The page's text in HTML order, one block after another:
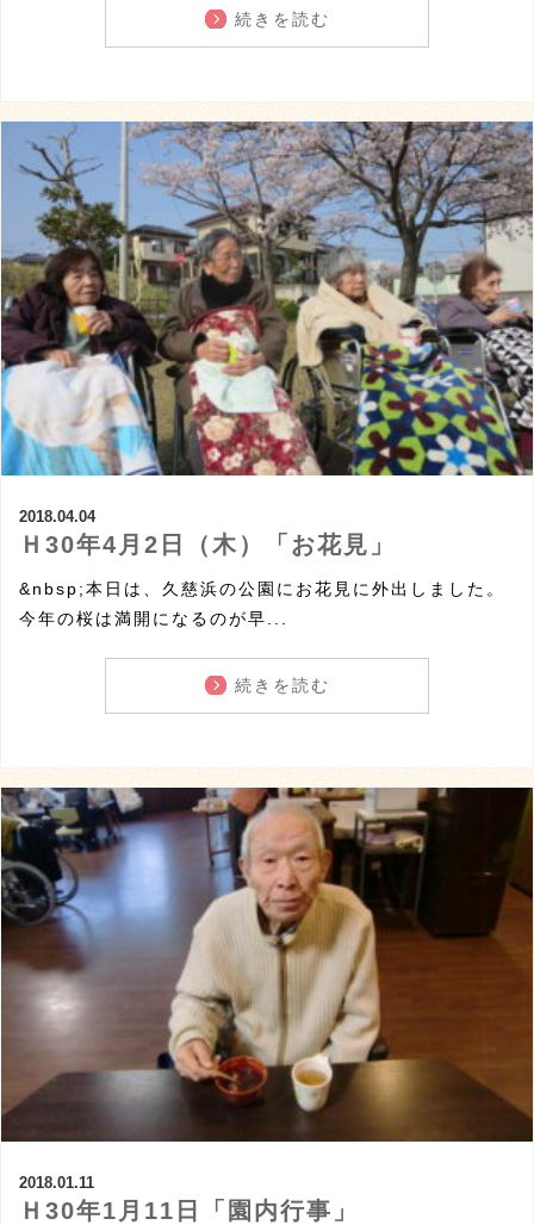
続きを読む
2018.04.04
Ｈ30年4月2日（木）「お花見」
&nbsp;本日は、久慈浜の公園にお花見に外出しました。
今年の桜は満開になるのが早...
続きを読む
2018.01.11
Ｈ30年1月11日「園内行事」